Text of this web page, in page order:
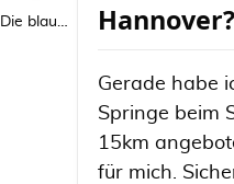
Die blaue Luise
Hannover?
Gerade habe
Springe beim
15km
für mich.